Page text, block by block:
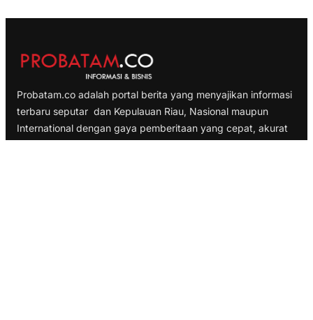
Probatam.co adalah portal berita yang menyajikan informasi
terbaru seputar dan Kepulauan Riau, Nasional maupun
International dengan gaya pemberitaan yang cepat, akurat